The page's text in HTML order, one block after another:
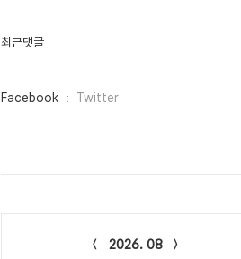
인
최근댓글
페
Facebook Twitter
2026. 08